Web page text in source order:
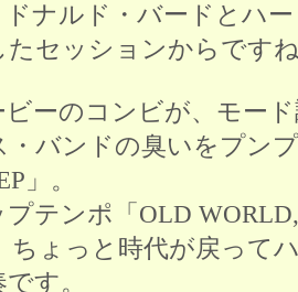
ナルド・バードとハ
たセッションからです
ーのコンビが、モー
・バンドの臭いをプン
」。
テンポ「OLD
ちょっと時代が戻って
す。